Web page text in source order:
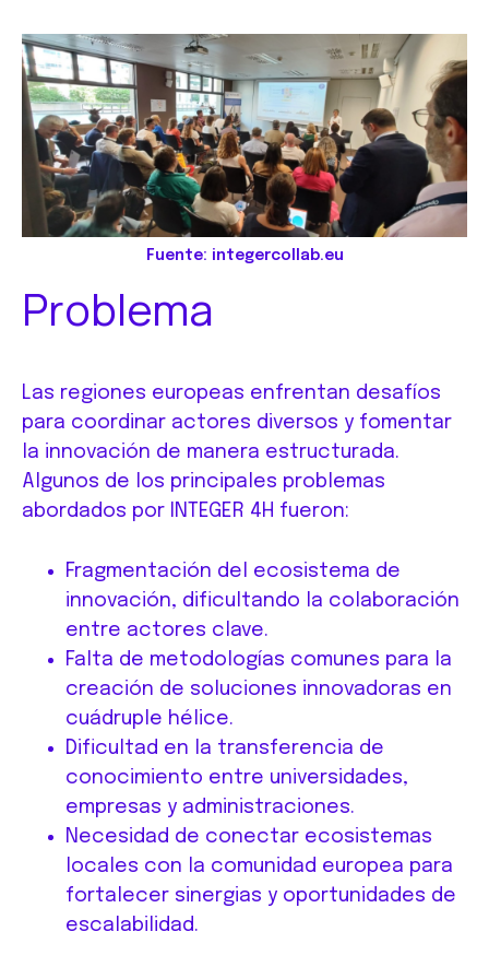
Fuente: integercollab.eu
Problema
Las regiones europeas enfrentan desafíos
para coordinar actores diversos y fomentar
la innovación de manera estructurada.
Algunos de los principales problemas
abordados por INTEGER 4H fueron:
Fragmentación del ecosistema de
innovación, dificultando la colaboración
entre actores clave.
Falta de metodologías comunes para la
creación de soluciones innovadoras en
cuádruple hélice.
Dificultad en la transferencia de
conocimiento entre universidades,
empresas y administraciones.
Necesidad de conectar ecosistemas
locales con la comunidad europea para
fortalecer sinergias y oportunidades de
escalabilidad.